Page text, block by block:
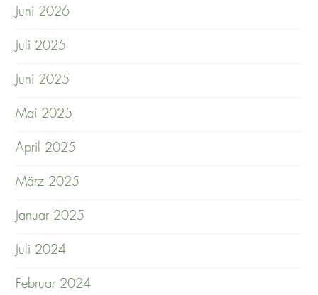
Juni 2026
Juli 2025
Juni 2025
Mai 2025
April 2025
März 2025
Januar 2025
Juli 2024
Februar 2024